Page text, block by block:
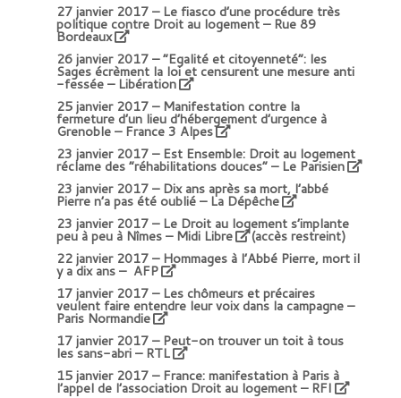
27 janvier 2017 –Le fiasco d’une procédure très
politique contre Droit au logement – Rue 89
Bordeaux
26 janvier 2017 –“Egalité et citoyenneté”: les
Sages écrèment la loi et censurent une mesure anti
-fessée – Libération
25 janvier 2017 –Manifestation contre la
fermeture d’un lieu d’hébergement d’urgence à
Grenoble – France 3 Alpes
23 janvier 2017 –Est Ensemble: Droit au logement
réclame des “réhabilitations douces” – Le Parisien
23 janvier 2017 –Dix ans après sa mort, l’abbé
Pierre n’a pas été oublié – La Dépêche
23 janvier 2017 –Le Droit au logement s’implante
peu à peu à Nîmes – Midi Libre
(accès restreint)
22 janvier 2017 –Hommages à l’Abbé Pierre, mort il
y a dix ans – AFP
17 janvier 2017 –Les chômeurs et précaires
veulent faire entendre leur voix dans la campagne –
Paris Normandie
17 janvier 2017 –Peut-on trouver un toit à tous
les sans-abri – RTL
15 janvier 2017 – France: manifestation à Paris à
l’appel de l’association Droit au logement – RFI